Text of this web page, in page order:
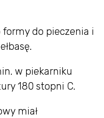
do pieczenia i
w piekarniku
180 stopni C.
miał